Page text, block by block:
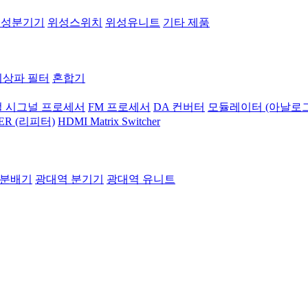
분기기 위성스위치 위성유니트 기타 제품
상파 필터 혼합기
시그널 프로세서 FM 프로세서 DA 컨버터 모듈레이터 (아날로
(리피터) HDMI Matrix Switcher
배기 광대역 분기기 광대역 유니트